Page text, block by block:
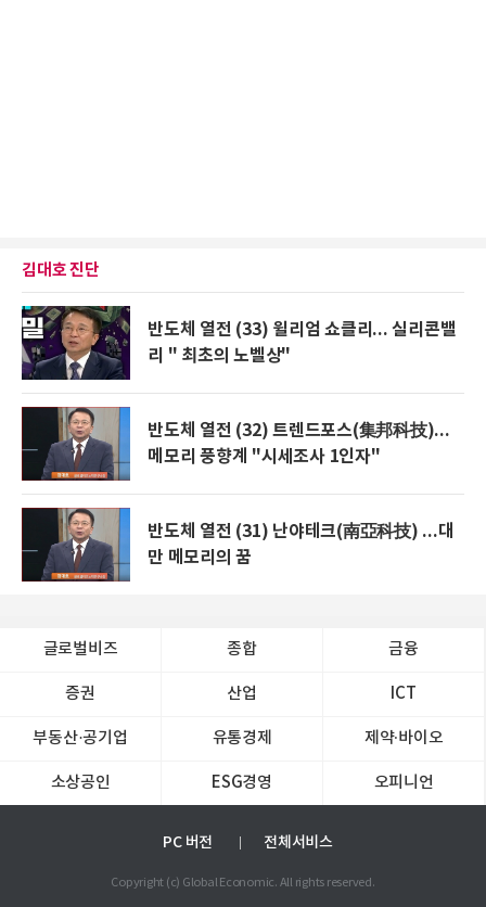
김대호 진단
반도체 열전 (33) 윌리엄 쇼클리... 실리콘밸
리 " 최초의 노벨상"
반도체 열전 (32) 트렌드포스(集邦科技)...
메모리 풍향계 "시세조사 1인자"
반도체 열전 (31) 난야테크(南亞科技) ...대
만 메모리의 꿈
글로벌비즈 종합 금융
증권 산업 ICT
부동산·공기업 유통경제 제약∙바이오
소상공인 ESG경영 오피니언
PC 버전 전체서비스
Copyright (c) Global Economic. All rights reserved.